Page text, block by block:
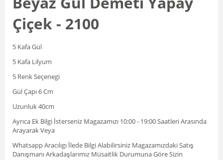
Çiçek - 2100
5 Kafa Gül
5 Kafa Lilyum
5 Renk Seçenegi
Gül Çapı 6 Cm
Uzunluk 40cm
Ayrıca Ek Bilgi İsterseniz Magazamızı 10:00 - 19:00 Saatleri Arasında
Arayarak Veya
Whatsapp Aracılıgı İlede Bilgi Alabilirsiniz Magazamızdaki Satış
Danışmanı Arkadaşlarımız Müsaitlik Durumuna Göre Sizin